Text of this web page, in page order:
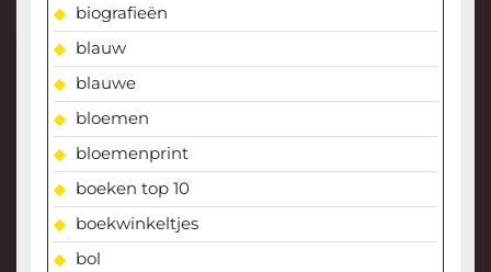
biografieën
blauw
blauwe
bloemen
bloemenprint
boeken top 10
boekwinkeltjes
bol